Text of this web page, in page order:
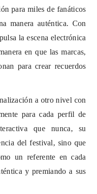
para miles de fanáticos
manera auténtica. Con
la escena electrónica
en que las marcas,
para crear recuerdos
a otro nivel con
para cada perfil de
que nunca, su
del festival, sino que
un referente en cada
y premiando a sus